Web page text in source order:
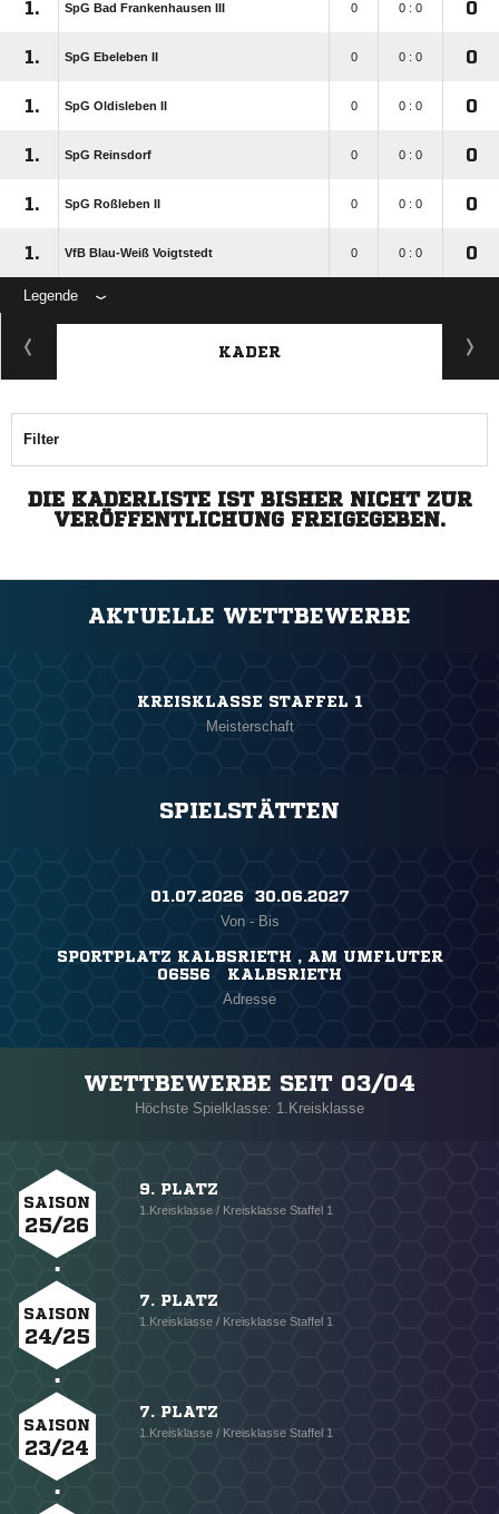
1. SpG Bad Frankenhausen III 0 0 : 0 0
1. SpG Ebeleben II 0 0 : 0 0
1. SpG Oldisleben II 0 0 : 0 0
1. SpG Reinsdorf 0 0 : 0 0
1. SpG Roßleben II 0 0 : 0 0
1. VfB Blau-Weiß Voigtstedt 0 0 : 0 0
Legende
KADER
Filter
DIE KADERLISTE IST BISHER NICHT ZUR
VERÖFFENTLICHUNG FREIGEGEBEN.
AKTUELLE WETTBEWERBE
KREISKLASSE STAFFEL 1
Meisterschaft
SPIELSTÄTTEN
01.07.2026 ​ 30.06.2027
Von - Bis
SPORTPLATZ KALBSRIETH , AM UMFLUTER
06556 KALBSRIETH
Adresse
WETTBEWERBE SEIT 03/04
Höchste Spielklasse: 1.Kreisklasse
SAISON
25/26
9. PLATZ
1.Kreisklasse / Kreisklasse Staffel 1
SAISON
24/25
7. PLATZ
1.Kreisklasse / Kreisklasse Staffel 1
SAISON
23/24
7. PLATZ
1.Kreisklasse / Kreisklasse Staffel 1